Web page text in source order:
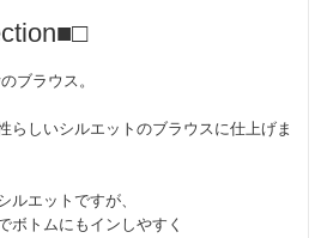
ブラウス。
らしいシルエットのブラウスに仕上げま
ルエットですが、
ボトムにもインしやすく